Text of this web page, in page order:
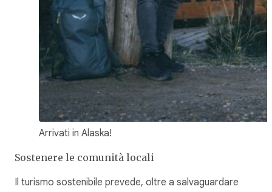
Arrivati in Alaska!
Sostenere le comunità locali
Il turismo sostenibile prevede, oltre a salvaguardare